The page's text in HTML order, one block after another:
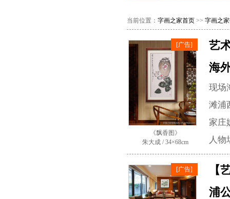
当前位置： 字画之家首页>> 字画之
[广告]
《飘香图》
朱大成 / 34×68cm
艺
海
现场
滩浦
家庄
人
[广告]
【
浦